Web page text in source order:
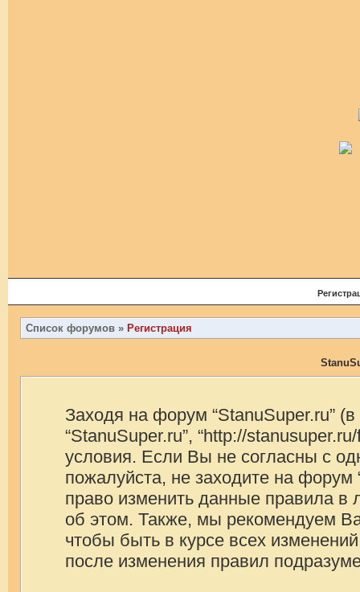
Список форумов » Регистрация
Заходя на форум “StanuSuper.ru”
“StanuSuper.ru”, “http://
условия. Если Вы не согласны с
пожалуйста, не заходите на
право изменить данные правила
об этом. Также, мы рекомендуем
чтобы быть в курсе всех
после изменения правил